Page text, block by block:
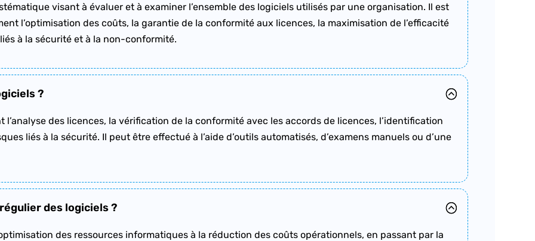
visant à évaluer et à examiner l’ensemble des logiciels utilisés par une organisation. Il est
l’optimisation des coûts, la garantie de la conformité aux licences, la maximisation de l’efficacité
à la sécurité et à la non-conformité.
?
l’analyse des licences, la vérification de la conformité avec les accords de licences, l’identification
liés à la sécurité. Il peut être effectué à l’aide d’outils automatisés, d’examens manuels ou d’une
des logiciels ?
des ressources informatiques à la réduction des coûts opérationnels, en passant par la